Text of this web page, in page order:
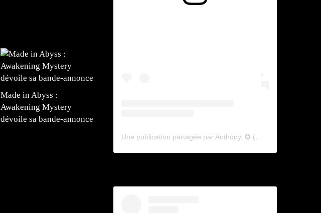
Made in Abyss :
Awakening Mystery
dévoile sa bande-annonce